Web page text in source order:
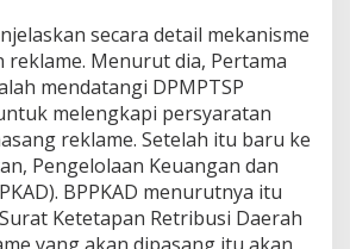
secara detail mekanisme
reklame. Menurut dia, Pertama
mendatangi DPMPTSP
melengkapi persyaratan
reklame. Setelah itu baru ke
Pengelolaan Keuangan dan
BPPKAD menurutnya itu
Ketetapan Retribusi Daerah